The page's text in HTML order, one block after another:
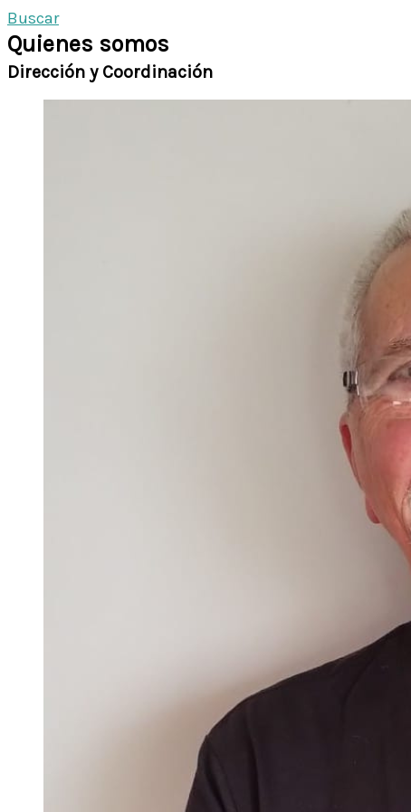
Buscar
Quienes somos
Dirección y Coordinación